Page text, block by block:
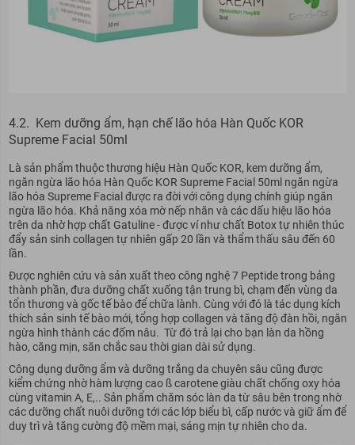
4.2. Kem dưỡng ẩm, hạn chế lão hóa Hàn Quốc KOR
Supreme Facial 50ml
Là sản phẩm thuộc thương hiệu Hàn Quốc KOR, kem dưỡng ẩm,
ngăn ngừa lão hóa Hàn Quốc KOR Supreme Facial 50ml ngăn ngừa
lão hóa Supreme Facial được ra đời với công dụng chính giúp ngăn
ngừa lão hóa. Khả năng xóa mờ nếp nhăn và các dấu hiệu lão hóa
trên da nhờ hợp chất Gatuline - được ví như chất Botox tự nhiên thúc
đẩy sản sinh collagen tự nhiên gấp 20 lần và thẩm thấu sâu đến 60
lần.
Được nghiên cứu và sản xuất theo công nghệ 7 Peptide trong bảng
thành phần, đưa dưỡng chất xuống tận trung bì, chạm đến vùng da
tổn thương và gốc tế bào để chữa lành. Cùng với đó là tác dụng kích
thích sản sinh tế bào mới, tổng hợp collagen và tăng độ đàn hồi, ngăn
ngừa hình thành các đốm nâu. Từ đó trả lại cho bạn làn da hồng
hào, căng mịn, săn chắc sau thời gian dài sử dụng.
Công dụng dưỡng ẩm và dưỡng trắng da chuyên sâu cũng được
kiểm chứng nhờ hàm lượng cao ß carotene giàu chất chống oxy hóa
cùng vitamin A, E,.. Sản phẩm chăm sóc làn da từ sâu bên trong nhờ
các dưỡng chất nuôi dưỡng tới các lớp biểu bì, cấp nước và giữ ẩm để
duy trì và tăng cường độ mềm mại, sáng mịn tự nhiên cho da.